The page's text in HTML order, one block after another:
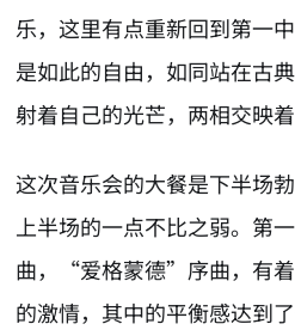
乐，这里有点重新回到第一
是如此的自由，如同站在古
射着自己的光芒，两相交映
这次音乐会的大餐是下半场
上半场的一点不比之弱。第
曲，“爱格蒙德”序曲，有
的激情，其中的平衡感达到